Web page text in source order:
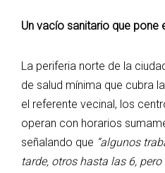
Un vacío sanitario que pone
La periferia norte de la
de salud mínima que cubra
el referente vecinal, los
operan con horarios
señalando que “algunos
tarde, otros hasta las 6,